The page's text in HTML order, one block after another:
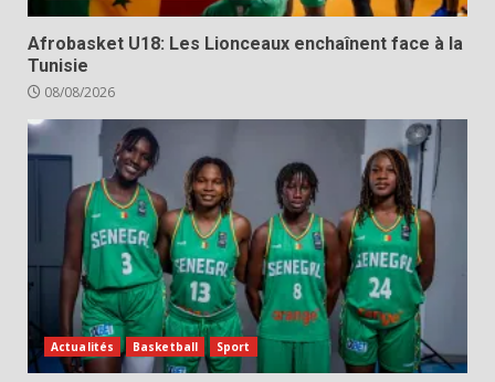
Afrobasket U18: Les Lionceaux enchaînent face à la
Tunisie
08/08/2026
Actualités Basketball Sport